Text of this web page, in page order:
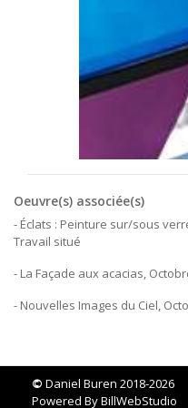
Oeuvre(s) associée(s)
- Éclats : Peinture sur/sous
Travail situé
- La Façade aux acacias,
- Nouvelles Images du Ciel,
© Daniel Buren 2018-2026
Powered ByBillWebStudio